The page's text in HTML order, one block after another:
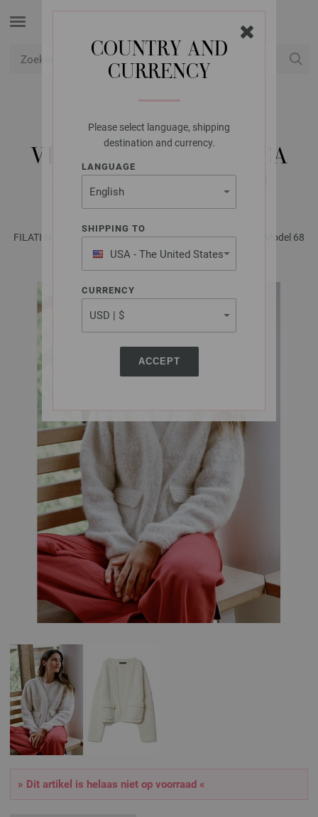
COUNTRY AND
CURRENCY
Please select language, shipping
destination and currency.
LANGUAGE
SHIPPING TO
USA - The United States
of America
CURRENCY
ACCEPT
LANA GROSSA
VEST NATURAL ALPACA
LUNGO & ECOPUNO
FILATI No. 66 - Tijdschrift (DE) + Breibeschrijvingen (NL) | Model 68
» Dit artikel is helaas niet op voorraad «